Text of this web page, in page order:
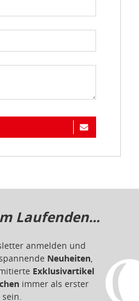
Laufenden...
anmelden und
Neuheiten,
Exklusivartikel
immer als erster